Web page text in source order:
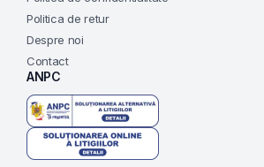
Politica de retur
Despre noi
Contact
ANPC